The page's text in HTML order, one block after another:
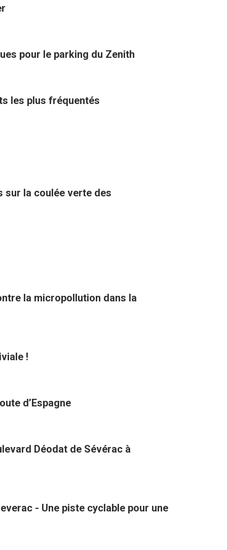
pour le parking du Zenith
les plus fréquentés
sur la coulée verte des
la micropollution dans la
!
d’Espagne
Déodat de Sévérac à
- Une piste cyclable pour une